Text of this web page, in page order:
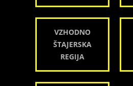
VZHODNO
ŠTAJERSKA
REGIJA